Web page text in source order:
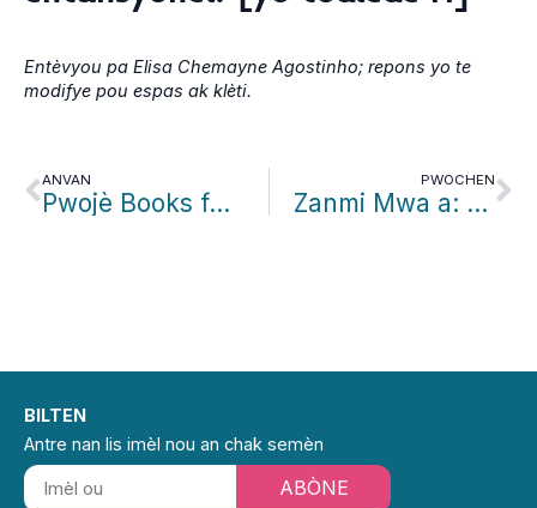
Entèvyou pa Elisa Chemayne Agostinho; repons yo te
modifye pou espas ak klèti.
ANVAN
Pwojè Books for Free: Dekouvri Patricia
PWOCHEN
Zanmi Mwa a: Stephen Colyer
BILTEN
Antre nan lis imèl nou an chak semèn
ABÒNE